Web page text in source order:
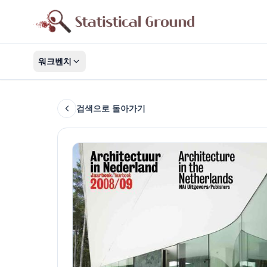
워크벤치
검색으로 돌아가기